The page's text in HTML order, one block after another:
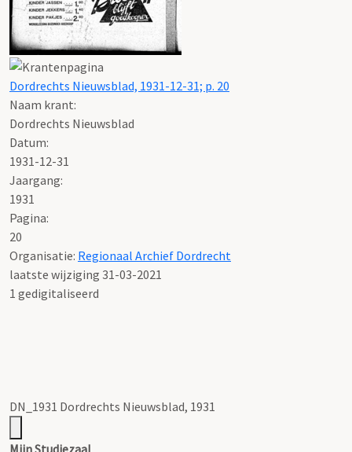
Dordrechts Nieuwsblad, 1931-12-31; p. 20
Naam krant:
Dordrechts Nieuwsblad
Datum:
1931-12-31
Jaargang:
1931
Pagina:
20
Organisatie: Regionaal Archief Dordrecht
laatste wijziging 31-03-2021
1 gedigitaliseerd
DN_1931 Dordrechts Nieuwsblad, 1931
Mijn Studiezaal